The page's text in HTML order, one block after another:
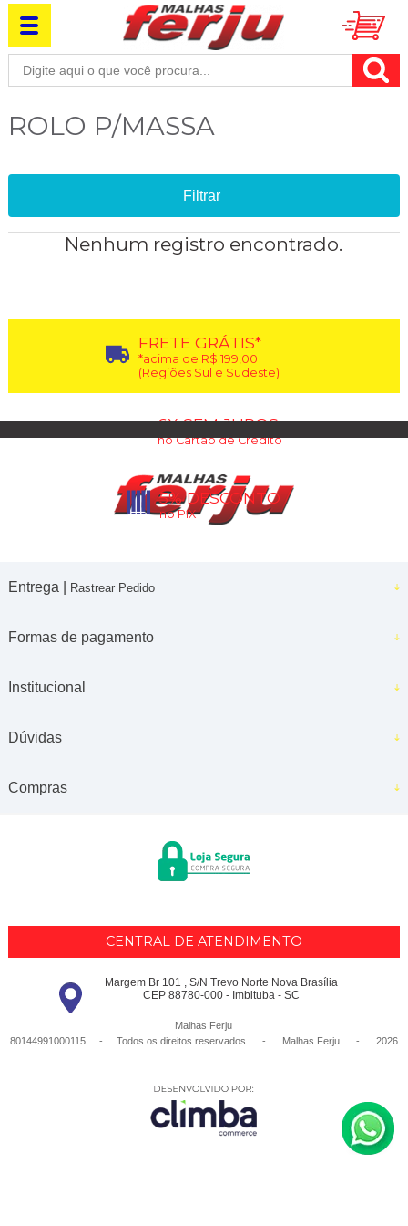
ROLO P/MASSA
Filtrar
Nenhum registro encontrado.
FRETE GRÁTIS*
*acima de R$ 199,00
(Regiões Sul e Sudeste)
6X SEM JUROS
no Cartão de Crédito
5% DESCONTO
no PIX
Entrega | Rastrear Pedido
Formas de pagamento
Institucional
Dúvidas
Compras
CENTRAL DE ATENDIMENTO
Margem Br 101 , S/N Trevo Norte Nova Brasília
CEP 88780-000 - Imbituba - SC
Malhas Ferju
80144991000115 - Todos os direitos reservados
- Malhas Ferju - 2026